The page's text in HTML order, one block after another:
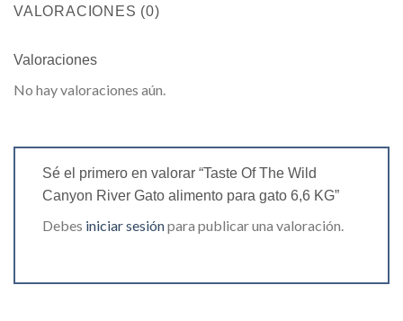
VALORACIONES (0)
Valoraciones
No hay valoraciones aún.
Sé el primero en valorar “Taste Of The Wild
Canyon River Gato alimento para gato 6,6 KG”
Debes iniciar sesiónpara publicar una valoración.